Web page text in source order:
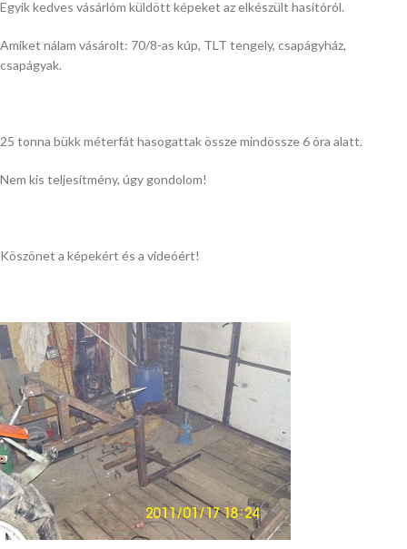
Egyik kedves vásárlóm küldött képeket az elkészült hasítóról.
Amiket nálam vásárolt: 70/8-as kúp, TLT tengely, csapágyház,
csapágyak.
25 tonna bükk méterfát hasogattak össze mindössze 6 óra alatt.
Nem kis teljesítmény, úgy gondolom!
Köszönet a képekért és a videóért!